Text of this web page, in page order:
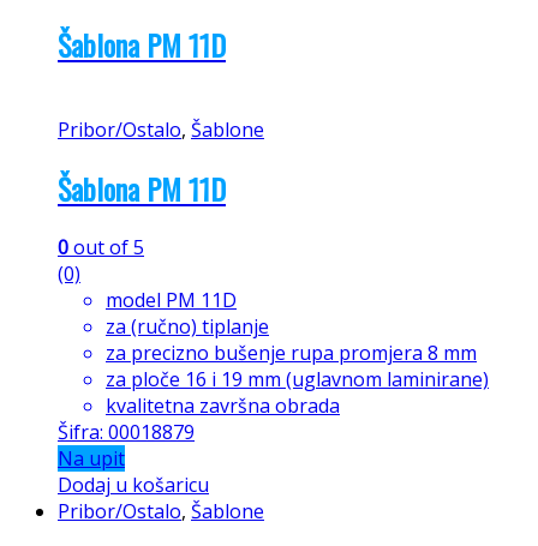
Šablona PM 11D
Pribor/Ostalo, Šablone
Šablona PM 11D
0out of 5
(0)
model PM 11D
za (ručno) tiplanje
za precizno bušenje rupa promjera 8 mm
za ploče 16 i 19 mm (uglavnom laminirane)
kvalitetna završna obrada
Šifra: 00018879
Na upit
Dodaj u košaricu
Pribor/Ostalo, Šablone